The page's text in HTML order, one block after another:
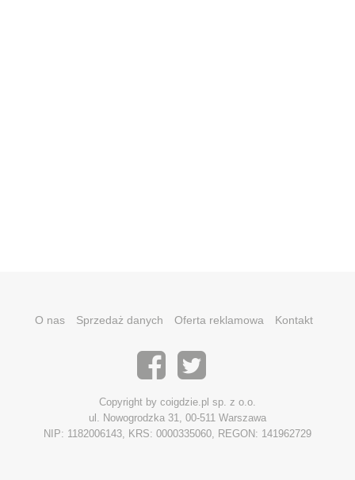
O nas Sprzedaż danych Oferta reklamowa Kontakt
Copyright by coigdzie.pl sp. z o.o.
ul. Nowogrodzka 31, 00-511 Warszawa
NIP: 1182006143, KRS: 0000335060, REGON: 141962729